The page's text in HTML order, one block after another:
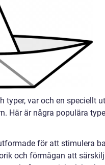
typer, var och en speciellt
Här är några populära
för att stimulera
och förmågan att